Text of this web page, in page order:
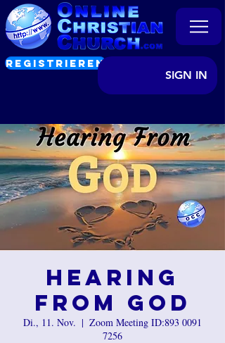
REGISTRIEREN
SIGN IN
Hearing
from God
Di., 11. Nov.
  |
Zoom Meeting ID:893 0091
7256